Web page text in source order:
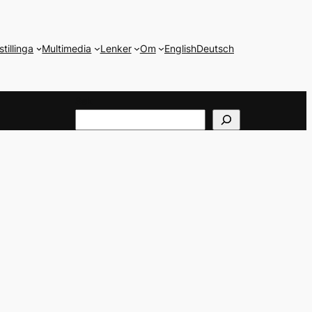
Multimedia Lenker Om EnglishDeutsch